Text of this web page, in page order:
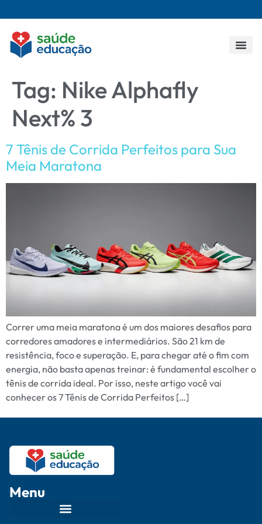
Tag: Nike Alphafly
Next% 3
7 Tênis de Corrida Perfeitos para Sua
Meia Maratona
Correr uma meia maratona é um dos maiores desafios para
corredores amadores e intermediários. São 21 km de
resistência, foco e superação. E, para chegar até o fim com
energia, não basta apenas treinar: é fundamental escolher o
tênis de corrida ideal. Por isso, neste artigo você vai
conhecer os 7 Tênis de Corrida Perfeitos […]
Menu